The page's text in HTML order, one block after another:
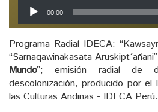
de
audio
00:00
Programa Radial IDECA:
“Sarnaqawinakasata
Mundo”; emisión radial de
descolonización, producido por
las Culturas Andinas - IDECA Perú.